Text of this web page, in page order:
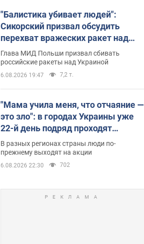
"Балистика убивает людей":
Сикорский призвал обсудить
перехват вражеских ракет над
Украиной
Глава МИД Польши призвал сбивать
российские ракеты над Украиной
6.08.2026 19:47 7,2 т.
"Мама учила меня, что отчаяние —
это зло": в городах Украины уже
22-й день подряд проходят
массовые митинги за
возвращение Федорова. Фото и
видео
В разных регионах страны люди по-
прежнему выходят на акции
6.08.2026 22:30 702